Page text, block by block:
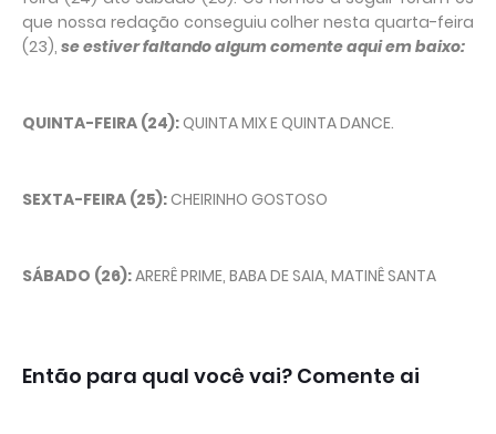
que nossa redação conseguiu colher nesta quarta-feira
(23), se estiver faltando algum comente aqui em baixo:
QUINTA-FEIRA (24):QUINTA MIX E QUINTA DANCE.
SEXTA-FEIRA (25): CHEIRINHO GOSTOSO
SÁBADO (26):ARERÊ PRIME, BABA DE SAIA, MATINÊ SANTA
Então para qual você vai? Comente ai